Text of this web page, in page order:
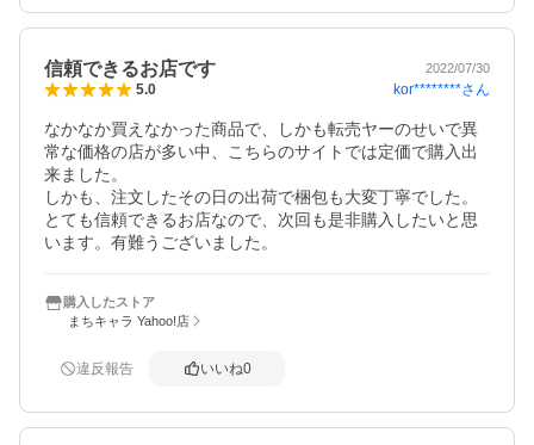
信頼できるお店です 2022/07/30
5.0 kor********さん
なかなか買えなかった商品で、しかも転売ヤーのせいで異
常な価格の店が多い中、こちらのサイトでは定価で購入出
来ました。
しかも、注文したその日の出荷で梱包も大変丁寧でした。
とても信頼できるお店なので、次回も是非購入したいと思
います。有難うございました。
購入したストア
まちキャラ Yahoo!店
違反報告 いいね0